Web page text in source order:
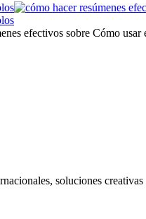
efectivos sobre Cómo usar
soluciones